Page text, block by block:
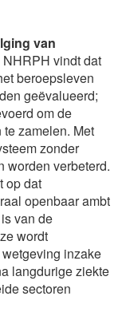
van
NHRPH vindt dat
beroepsleven
geëvalueerd;
om de
zamelen. Met
zonder
worden verbeterd.
op dat
openbaar ambt
van de
wordt
inzake
langdurige ziekte
sectoren